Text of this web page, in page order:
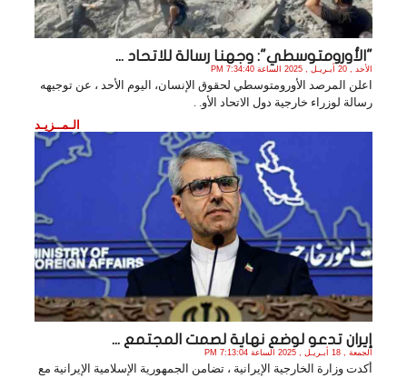
"الأورومتوسطي": وجهنا رسالة للاتحاد ...
الأحد , 20 أبـريـل , 2025 الساعة 7:34:40 PM
اعلن المرصد الأورومتوسطي لحقوق الإنسان، اليوم الأحد ، عن توجيهه
رسالة لوزراء خارجية دول الاتحاد الأو. .
الـمــزيـد
إيران تدعو لوضع نهاية لصمت المجتمع ...
الجمعة , 18 أبـريـل , 2025 الساعة 7:13:04 PM
أكدت وزارة الخارجية الإيرانية ، تضامن الجمهورية الإسلامية الإيرانية مع